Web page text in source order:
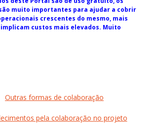
muito importantes para ajudar a cobrir
crescentes do mesmo, mais
custos mais elevados. Muito
Outras formas de colaboração
pela colaboração no projeto